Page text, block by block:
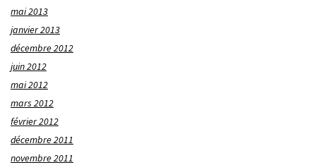
mai 2013
janvier 2013
décembre 2012
juin 2012
mai 2012
mars 2012
février 2012
décembre 2011
novembre 2011